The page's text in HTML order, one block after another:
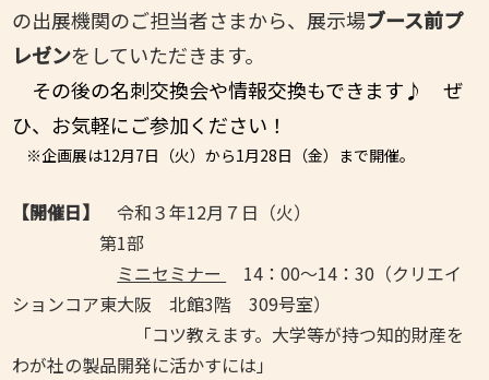
の出展機関のご担当者さまから、 展示場ブース前プ
レゼンをしていただきます。
その後の名刺交換会や情報交換もできます♪ ぜ
ひ、お気軽にご参加ください！
※企画展は12月7日（火）から1月28日（金）まで開催。
【開催日】令和３年12月７日（火）
第1部
ミニセミナー
14：00～14：30（クリエイ
ションコア東大阪 北館3階 309号室）
「コツ教えます。大学等が持つ知的財産を
わが社の製品開発に活かすには」